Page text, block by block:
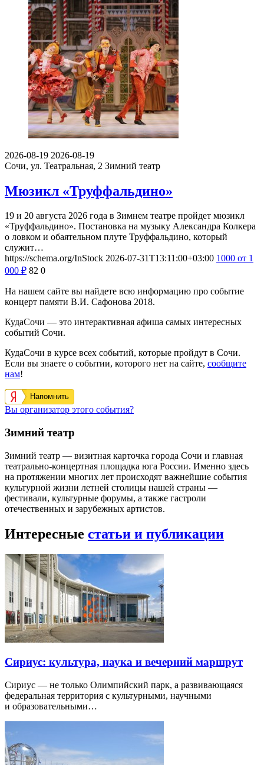
2026-08-19 2026-08-19
Сочи, ул. Театральная, 2 Зимний театр
Мюзикл «Труффальдино»
19 и 20 августа 2026 года в Зимнем театре пройдет мюзикл
«Труффальдино». Постановка на музыку Александра Колкера
о ловком и обаятельном плуте Труффальдино, который
служит…
https://schema.org/InStock 2026-07-31T13:11:00+03:00 1000 от 1
000 ₽ 82 0
На нашем сайте вы найдете всю информацию про событие
концерт памяти В.И. Сафонова 2018.
КудаСочи — это интерактивная афиша самых интересных
событий Сочи.
КудаСочи в курсе всех событий, которые пройдут в Сочи.
Если вы знаете о событии, которого нет на сайте, сообщите
нам!
Напомнить
Вы организатор этого события?
Зимний театр
Зимний театр — визитная карточка города Сочи и главная
театрально-концертная площадка юга России. Именно здесь
на протяжении многих лет происходят важнейшие события
культурной жизни летней столицы нашей страны —
фестивали, культурные форумы, а также гастроли
отечественных и зарубежных артистов.
Интересные статьи и публикации
Сириус: культура, наука и вечерний маршрут
Сириус — не только Олимпийский парк, а развивающаяся
федеральная территория с культурными, научными
и образовательными…